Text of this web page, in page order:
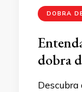
DOBRA
dobra
Descubra